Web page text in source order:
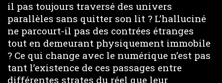
il pas toujours traversé des univers
parallèles sans quitter son lit ? L’halluciné
ne parcourt-il pas des contrées étranges
tout en demeurant physiquement immobile
? Ce qui change avec le numérique n’est pas
tant l’existence de ces passages entre
différentes strates du réel que leur